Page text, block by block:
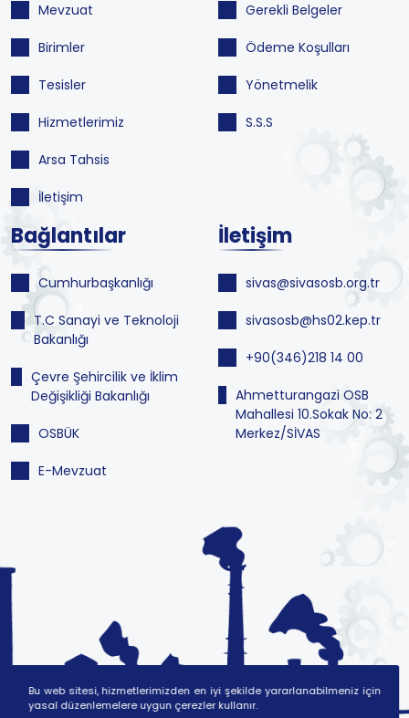
Mevzuat
Birimler
Tesisler
Hizmetlerimiz
Arsa Tahsis
İletişim
Gerekli Belgeler
Ödeme Koşulları
Yönetmelik
S.S.S
Bağlantılar
Cumhurbaşkanlığı
T.C Sanayi ve Teknoloji
Bakanlığı
Çevre Şehircilik ve İklim
Değişikliği Bakanlığı
OSBÜK
E-Mevzuat
İletişim
sivas@sivasosb.org.tr
sivasosb@hs02.kep.tr
+90(346)218 14 00
Ahmetturangazi OSB
Mahallesi 10.Sokak No: 2
Merkez/SİVAS
Bu web sitesi, hizmetlerimizden en iyi şekilde yararlanabilmeniz için
yasal düzenlemelere uygun çerezler kullanır.